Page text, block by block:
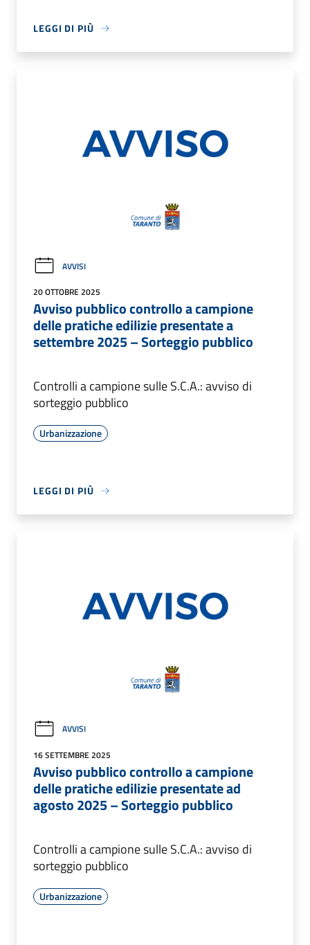
LEGGI DI PIÙ
AVVISI
20 OTTOBRE 2025
Avviso pubblico controllo a campione
delle pratiche edilizie presentate a
settembre 2025 – Sorteggio pubblico
Controlli a campione sulle S.C.A.: avviso di
sorteggio pubblico
Urbanizzazione
LEGGI DI PIÙ
AVVISI
16 SETTEMBRE 2025
Avviso pubblico controllo a campione
delle pratiche edilizie presentate ad
agosto 2025 – Sorteggio pubblico
Controlli a campione sulle S.C.A.: avviso di
sorteggio pubblico
Urbanizzazione